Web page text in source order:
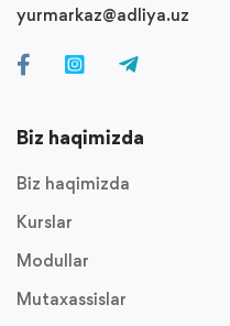
yurmarkaz@adliya.uz
Biz haqimizda
Biz haqimizda
Kurslar
Modullar
Mutaxassislar